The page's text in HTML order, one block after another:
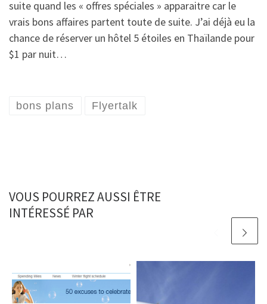
suite quand les « offres spéciales » apparaitre car le
vrais bons affaires partent toute de suite. J’ai déjà eu la
chance de réserver un hôtel 5 étoiles en Thaïlande pour
$1 par nuit…
bons plans Flyertalk
VOUS POURREZ AUSSI ÊTRE
INTÉRESSÉ PAR